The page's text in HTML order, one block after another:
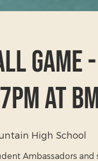
Game
at
High School
Ambassadors and